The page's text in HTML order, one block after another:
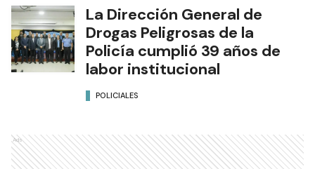
La Dirección General de
Drogas Peligrosas de la
Policía cumplió 39 años de
labor institucional
POLICIALES
Ads